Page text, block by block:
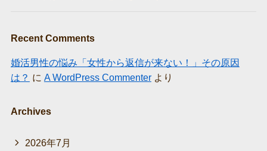
Recent Comments
婚活男性の悩み「女性から返信が来ない！」その原因
は？ に A WordPress Commenterより
Archives
2026年7月